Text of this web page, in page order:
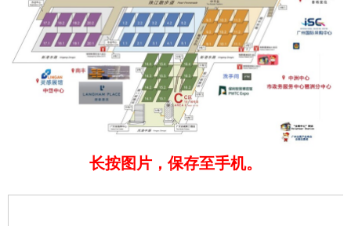
长按图片，保存至手机。